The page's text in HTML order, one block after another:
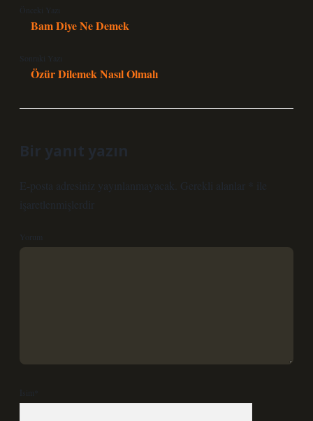
Önceki Yazı
Bam Diye Ne Demek
Sonraki Yazı
Özür Dilemek Nasıl Olmalı
Bir yanıt yazın
E-posta adresiniz yayınlanmayacak. Gerekli alanlar
ile
işaretlenmişlerdir
Yorum
İsim*